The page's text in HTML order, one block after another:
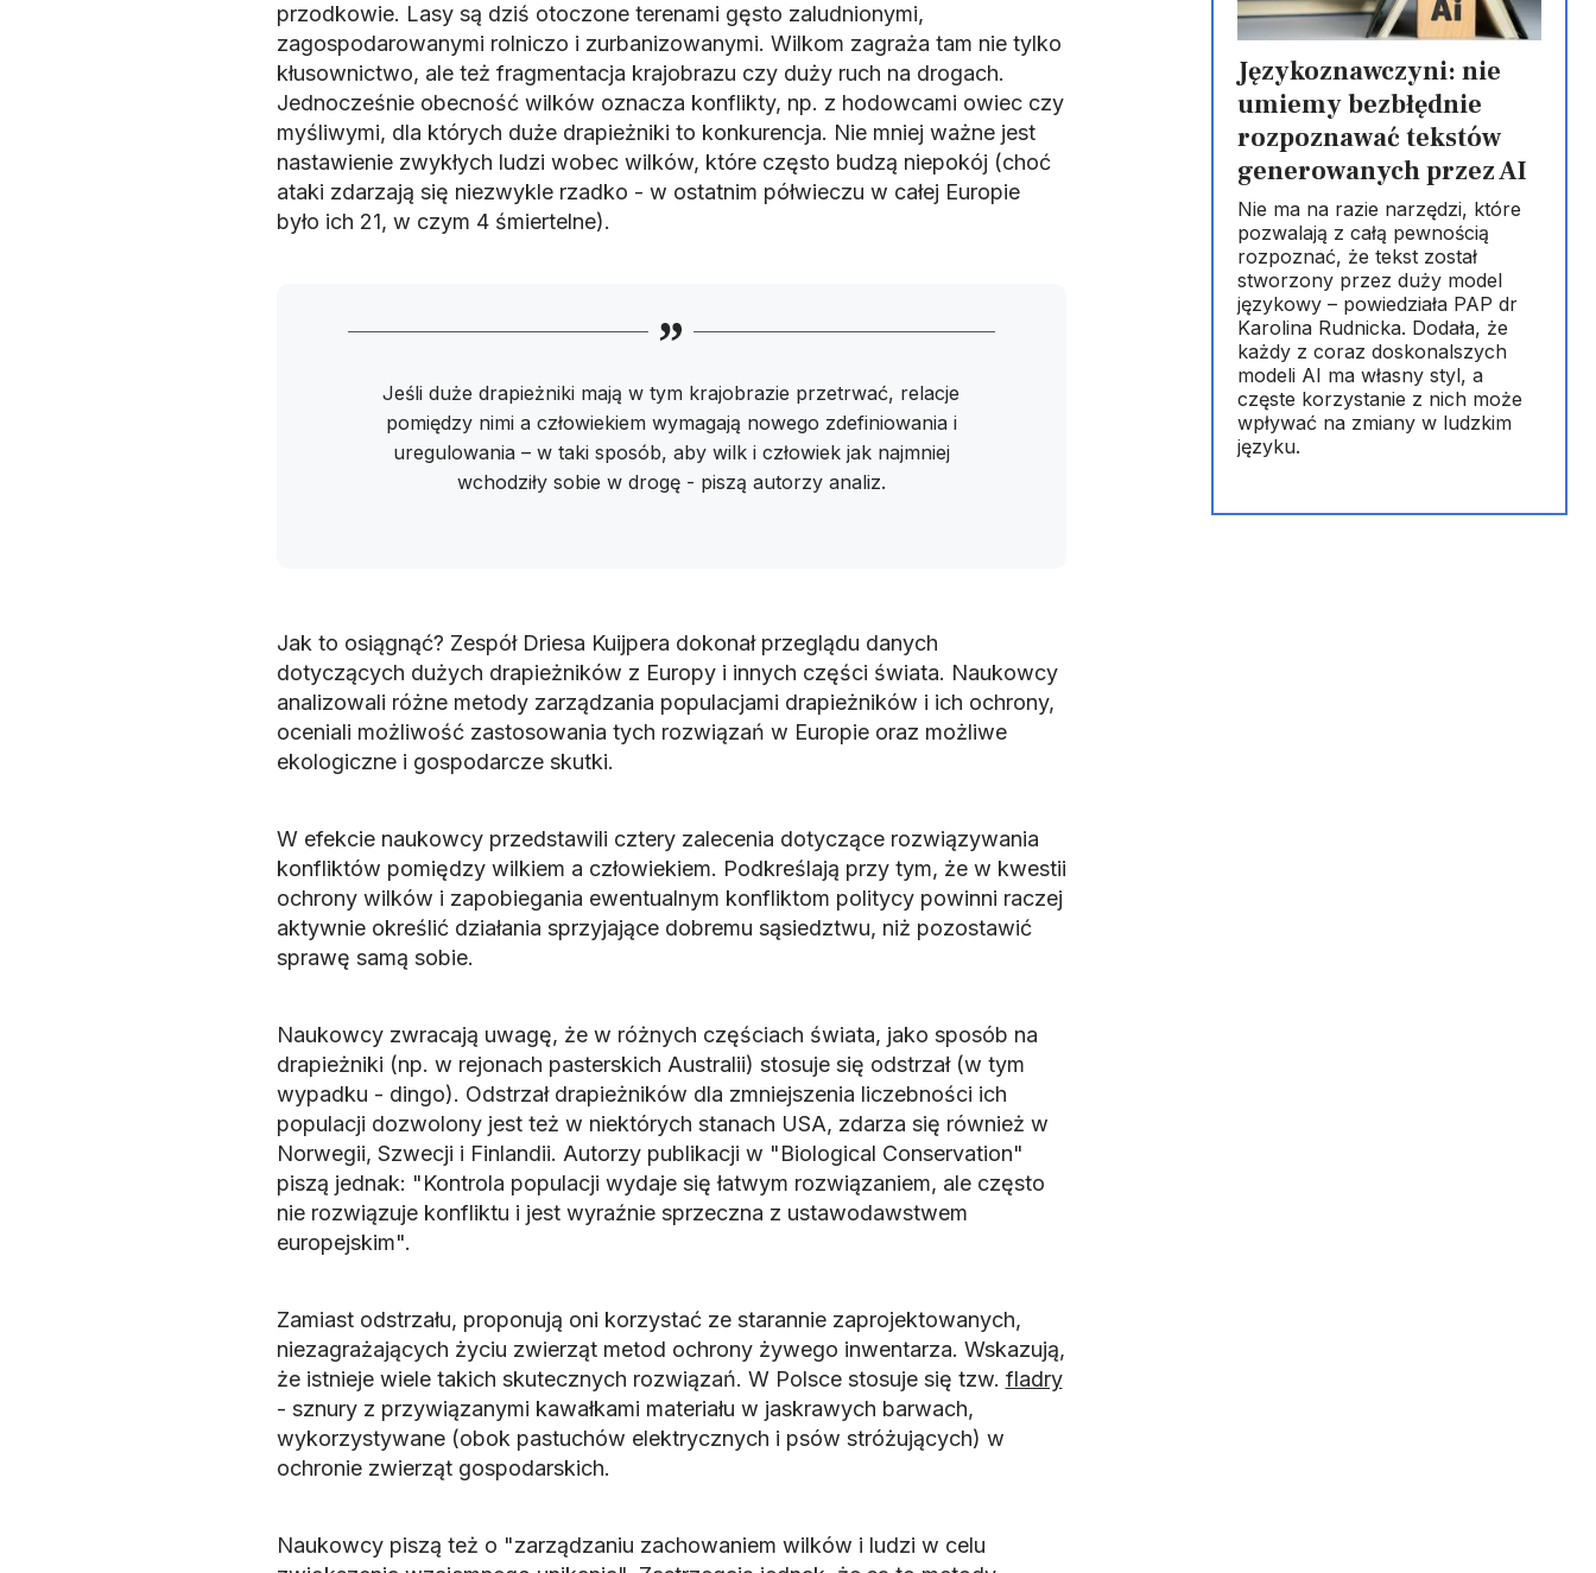
przodkowie. Lasy są dziś otoczone terenami gęsto zaludnionymi,
zagospodarowanymi rolniczo i zurbanizowanymi. Wilkom zagraża tam nie tylko
kłusownictwo, ale też fragmentacja krajobrazu czy duży ruch na drogach.
Jednocześnie obecność wilków oznacza konflikty, np. z hodowcami owiec czy
myśliwymi, dla których duże drapieżniki to konkurencja. Nie mniej ważne jest
nastawienie zwykłych ludzi wobec wilków, które często budzą niepokój (choć
ataki zdarzają się niezwykle rzadko - w ostatnim półwieczu w całej Europie
było ich 21, w czym 4 śmiertelne).
Jeśli duże drapieżniki mają w tym krajobrazie przetrwać, relacje
pomiędzy nimi a człowiekiem wymagają nowego zdefiniowania i
uregulowania – w taki sposób, aby wilk i człowiek jak najmniej
wchodziły sobie w drogę - piszą autorzy analiz.
Jak to osiągnąć? Zespół Driesa Kuijpera dokonał przeglądu danych
dotyczących dużych drapieżników z Europy i innych części świata. Naukowcy
analizowali różne metody zarządzania populacjami drapieżników i ich ochrony,
oceniali możliwość zastosowania tych rozwiązań w Europie oraz możliwe
ekologiczne i gospodarcze skutki.
W efekcie naukowcy przedstawili cztery zalecenia dotyczące rozwiązywania
konfliktów pomiędzy wilkiem a człowiekiem. Podkreślają przy tym, że w kwestii
ochrony wilków i zapobiegania ewentualnym konfliktom politycy powinni raczej
aktywnie określić działania sprzyjające dobremu sąsiedztwu, niż pozostawić
sprawę samą sobie.
Naukowcy zwracają uwagę, że w różnych częściach świata, jako sposób na
drapieżniki (np. w rejonach pasterskich Australii) stosuje się odstrzał (w tym
wypadku - dingo). Odstrzał drapieżników dla zmniejszenia liczebności ich
populacji dozwolony jest też w niektórych stanach USA, zdarza się również w
Norwegii, Szwecji i Finlandii. Autorzy publikacji w "Biological Conservation"
piszą jednak: "Kontrola populacji wydaje się łatwym rozwiązaniem, ale często
nie rozwiązuje konfliktu i jest wyraźnie sprzeczna z ustawodawstwem
europejskim".
Zamiast odstrzału, proponują oni korzystać ze starannie zaprojektowanych,
niezagrażających życiu zwierząt metod ochrony żywego inwentarza. Wskazują,
że istnieje wiele takich skutecznych rozwiązań. W Polsce stosuje się tzw. fladry
- sznury z przywiązanymi kawałkami materiału w jaskrawych barwach,
wykorzystywane (obok pastuchów elektrycznych i psów stróżujących) w
ochronie zwierząt gospodarskich.
Naukowcy piszą też o "zarządzaniu zachowaniem wilków i ludzi w celu
Językoznawczyni: nie
umiemy bezbłędnie
rozpoznawać tekstów
generowanych przez AI
Nie ma na razie narzędzi, które
pozwalają z całą pewnością
rozpoznać, że tekst został
stworzony przez duży model
językowy – powiedziała PAP dr
Karolina Rudnicka. Dodała, że
każdy z coraz doskonalszych
modeli AI ma własny styl, a
częste korzystanie z nich może
wpływać na zmiany w ludzkim
języku.